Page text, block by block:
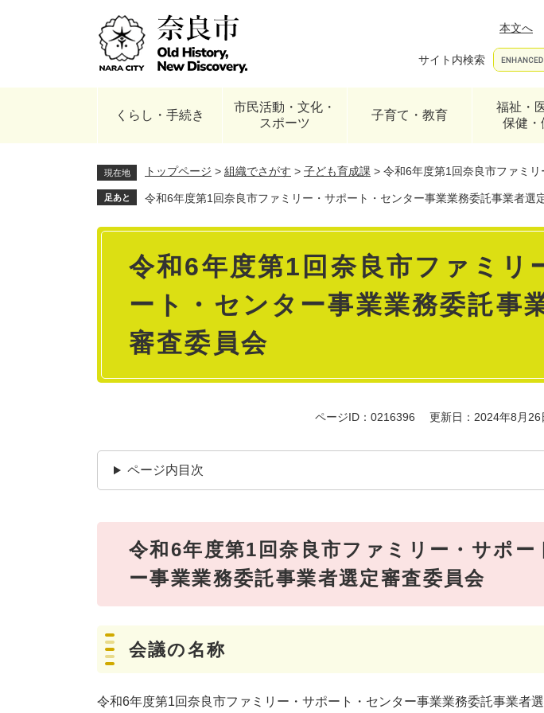
本文へ
サイト内検索
くらし・手続き
市民活動・文化・
スポーツ
子育て・教育
福祉・
保健・
現在地 トップページ > 組織でさがす > 子ども育成課 > 令和6年度第1回奈良市ファミ
足あと 令和6年度第1回奈良市ファミリー・サポート・センター事業業務委託事業者選
本
令和6年度第1回奈良市ファミリ
ート・センター事業業務委託事
審査委員会
ページID：0216396 更新日：2024年8月26
ページ内目次
令和6年度第1回奈良市ファミリー・サポー
ー事業業務委託事業者選定審査委員会
会議の名称
令和6年度第1回奈良市ファミリー・サポート・センター事業業務委託事業者